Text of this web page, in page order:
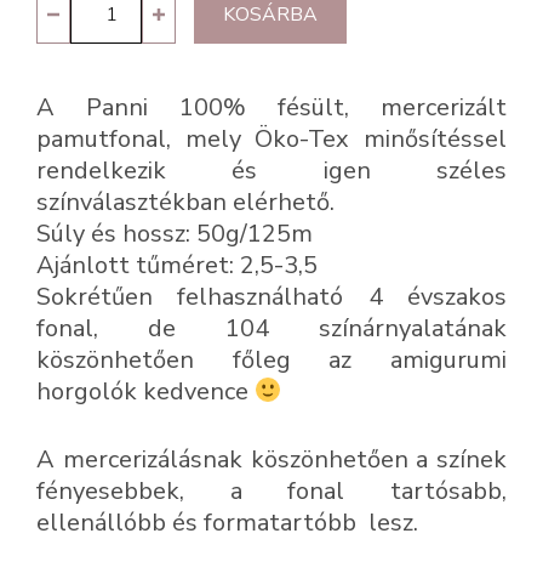
47
curry
mennyiség
KOSÁRBA
A Panni 100% fésült, mercerizált
pamutfonal, mely Öko-Tex minősítéssel
rendelkezik és igen széles
színválasztékban elérhető.
Súly és hossz: 50g/125m
Ajánlott tűméret: 2,5-3,5
Sokrétűen felhasználható 4 évszakos
fonal, de 104 színárnyalatának
köszönhetően főleg az amigurumi
horgolók kedvence
A mercerizálásnak köszönhetően a színek
fényesebbek, a fonal tartósabb,
ellenállóbb és formatartóbb lesz.